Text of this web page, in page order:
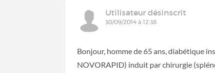
Utilisateur désinscrit
30/09/2014 à 12:38
Bonjour, homme de 65 ans, diabétique
NOVORAPID) induit par chirurgie